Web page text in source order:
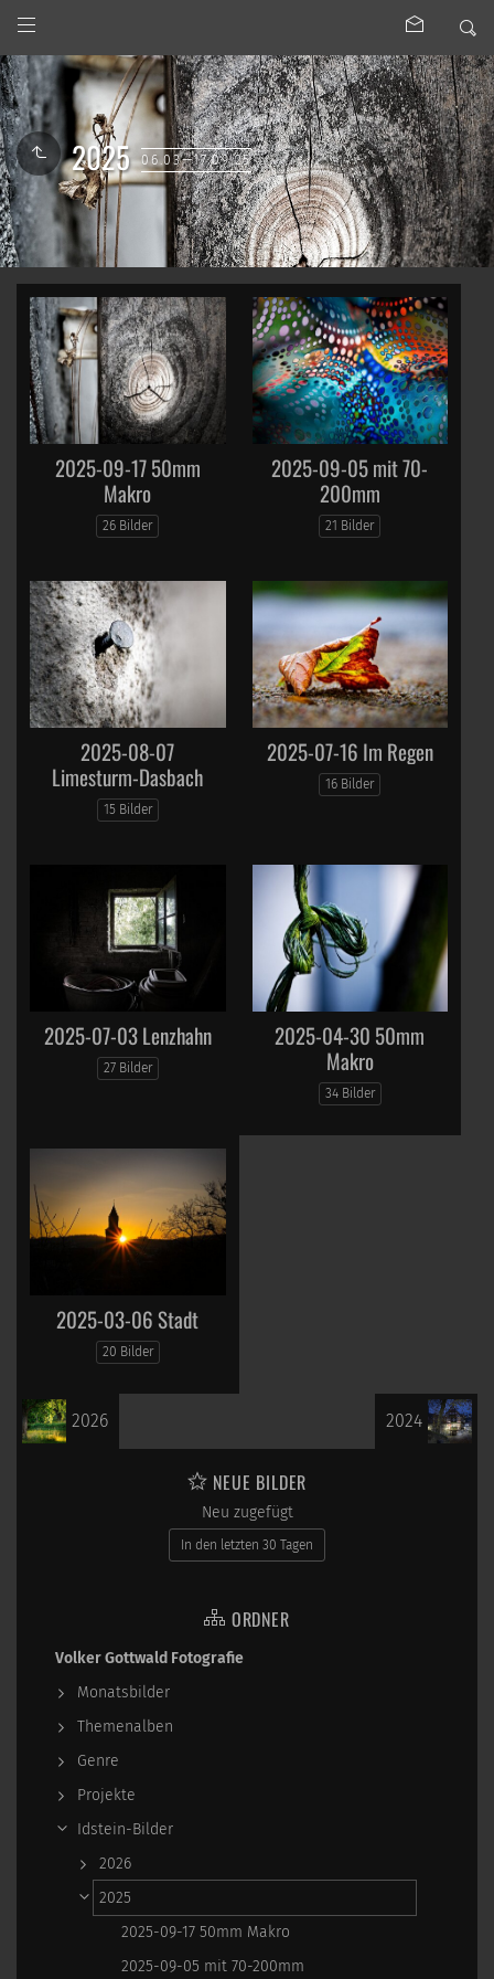
2025 06.03—17.09.25
2025-09-17 50mm
Makro
26 Bilder
2025-09-05 mit 70-
200mm
21 Bilder
2025-08-07
Limesturm-Dasbach
15 Bilder
2025-07-16 Im Regen
16 Bilder
2025-07-03 Lenzhahn
27 Bilder
2025-04-30 50mm
Makro
34 Bilder
2025-03-06 Stadt
20 Bilder
2026 2024
NEUE BILDER
Neu zugefügt
In den letzten 30 Tagen
ORDNER
Volker Gottwald Fotografie
Monatsbilder
Themenalben
Genre
Projekte
Idstein-Bilder
2026
2025
2025-09-17 50mm Makro
2025-09-05 mit 70-200mm